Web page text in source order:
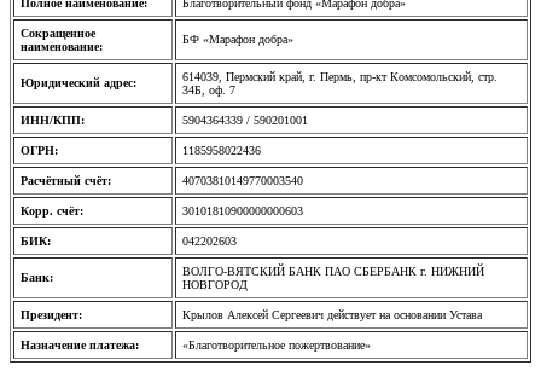
Полное наименование: Благотворительный фонд «Марафон добра»
Сокращенное
наименование:
БФ «Марафон добра»
Юридический адрес:
614039, Пермский край, г. Пермь, пр-кт Комсомольский, стр.
34Б, оф. 7
ИНН/КПП: 5904364339 / 590201001
ОГРН: 1185958022436
Расчётный счёт: 40703810149770003540
Корр. счёт: 30101810900000000603
БИК: 042202603
Банк:
ВОЛГО-ВЯТСКИЙ БАНК ПАО СБЕРБАНК г. НИЖНИЙ
НОВГОРОД
Президент: Крылов Алексей Сергеевич действует на основании Устава
Назначение платежа: «Благотворительное пожертвование»